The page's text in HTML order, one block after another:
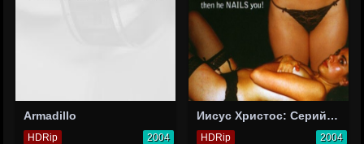
Armadillo
HDRip 2004
Иисус Христос: Серийный насильник
HDRip 2004